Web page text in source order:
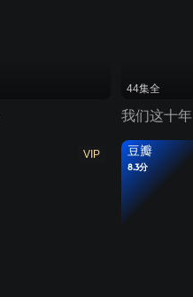
44集全
我们这十年
VIP 豆瓣
8.3分